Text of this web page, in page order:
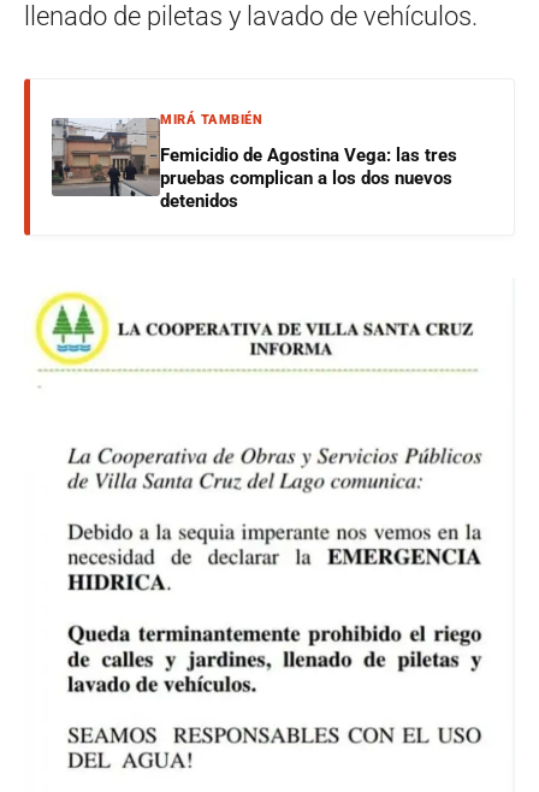
llenado de piletas y lavado de vehículos.
MIRÁ TAMBIÉN
Femicidio de Agostina Vega: las tres
pruebas complican a los dos nuevos
detenidos